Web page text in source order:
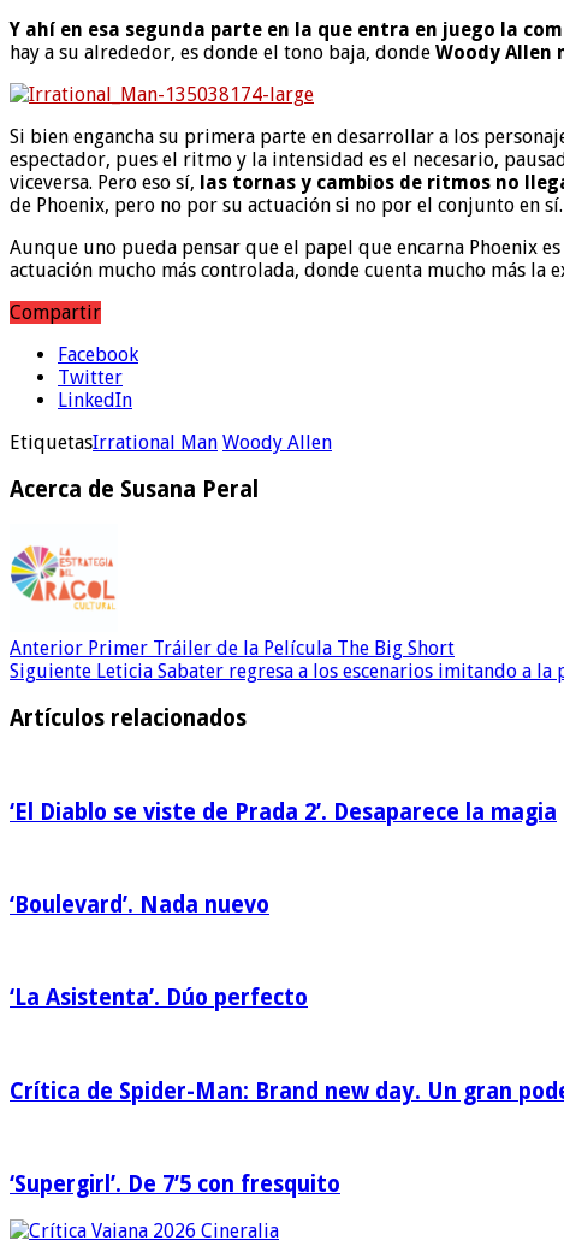
Y ahí en esa segunda parte en la que entra en juego la
hay a su alrededor, es donde el tono baja, donde Woody Allen
Si bien engancha su primera parte en desarrollar a los
espectador, pues el ritmo y la intensidad es el necesario,
viceversa. Pero eso sí, las tornas y cambios de ritmos no
de Phoenix, pero no por su actuación si no por el conjunto en sí.
Aunque uno pueda pensar que el papel que encarna Phoenix
actuación mucho más controlada, donde cuenta mucho más la
Compartir
Facebook
Twitter
LinkedIn
EtiquetasIrrational Man Woody Allen
Acerca de Susana Peral
Anterior Primer Tráiler de la Película The Big Short
Siguiente Leticia Sabater regresa a los escenarios imitando a la
Artículos relacionados
‘El Diablo se viste de Prada 2’. Desaparece la magia
‘Boulevard’. Nada nuevo
‘La Asistenta’. Dúo perfecto
Crítica de Spider-Man: Brand new day. Un gran
‘Supergirl’. De 7’5 con fresquito